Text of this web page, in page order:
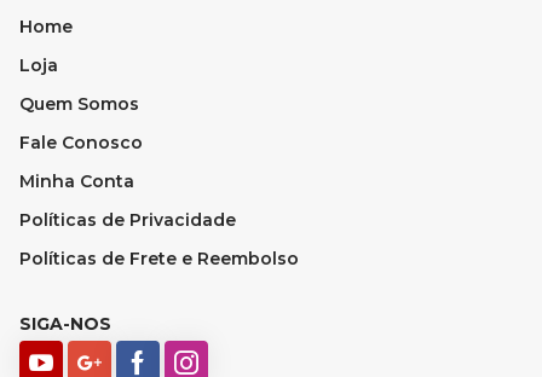
Home
Loja
Quem Somos
Fale Conosco
Minha Conta
Políticas de Privacidade
Políticas de Frete e Reembolso
SIGA-NOS